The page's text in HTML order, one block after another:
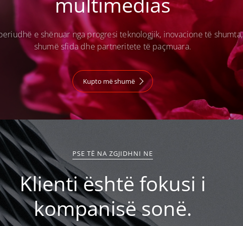
e shënuar nga progresi teknologjik, inovacione të shumta,
shumë sfida dhe partneritete të paçmuara.
Kupto më shumë
PSE TË NA ZGJIDHNI NE
Klienti është fokusi i
kompanisë sonë.